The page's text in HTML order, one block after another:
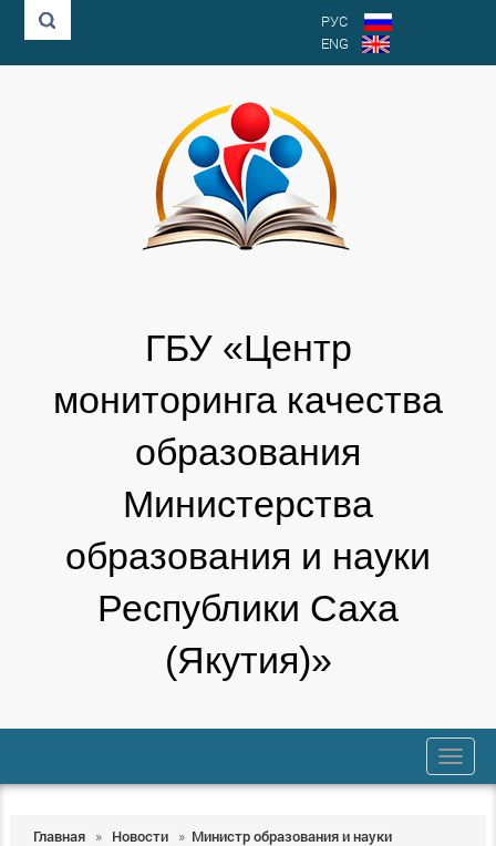
РУС
ENG
ГБУ «Центр
мониторинга качества
образования
Министерства
образования и науки
Республики Саха
(Якутия)»
trk
Главная » Новости » Министр образования и науки